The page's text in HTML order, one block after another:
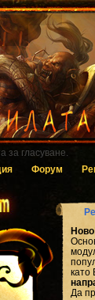
за гласуване.
Форум
като
Да